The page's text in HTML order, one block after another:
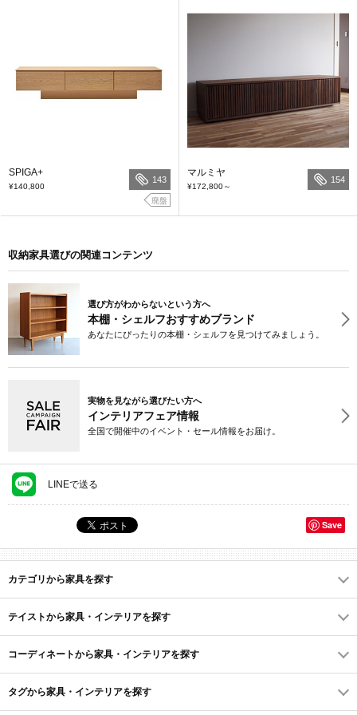
SPIGA+
¥140,800
143
廃盤
マルミヤ
¥172,800～
154
収納家具選びの関連コンテンツ
選び方がわからないという方へ
本棚・シェルフおすすめブランド
あなたにぴったりの本棚・シェルフを見つけてみましょう。
実物を見ながら選びたい方へ
インテリアフェア情報
全国で開催中のイベント・セール情報をお届け。
LINEで送る
Save
カテゴリから家具を探す
テイストから家具・インテリアを探す
コーディネートから家具・インテリアを探す
タグから家具・インテリアを探す